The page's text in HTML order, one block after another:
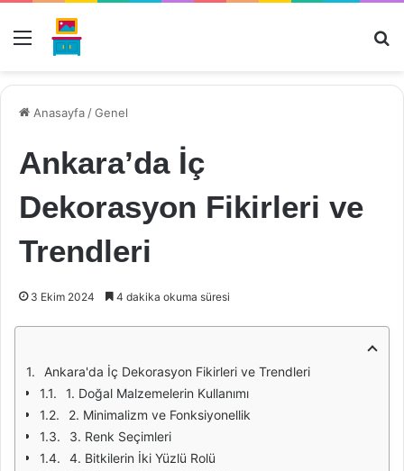
Menü
Anasayfa /Genel
Ankara’da İç
Dekorasyon Fikirleri ve
Trendleri
3 Ekim 2024 4 dakika okuma süresi
Ankara'da İç Dekorasyon Fikirleri ve Trendleri
1. Doğal Malzemelerin Kullanımı
2. Minimalizm ve Fonksiyonellik
3. Renk Seçimleri
4. Bitkilerin İki Yüzlü Rolü